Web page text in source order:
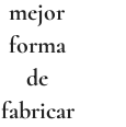
mejor
forma
de
fabricar